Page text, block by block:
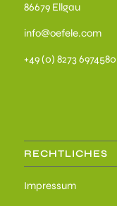
86679 Ellgau
info@oefele.com
+49 (0) 8273 6974580
RECHTLICHES
Impressum